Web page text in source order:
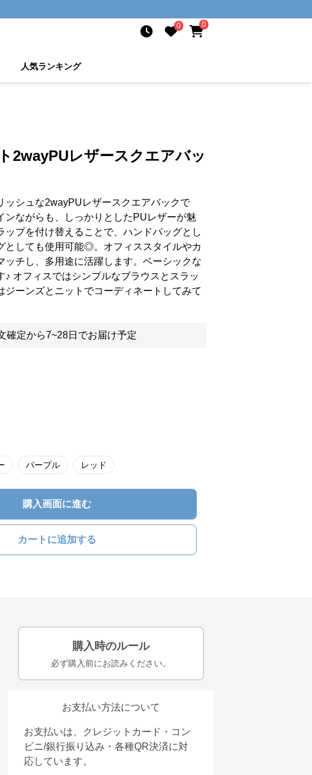
0 0
人気ランキング
2wayPUレザースクエアバッ
ッシュな2wayPUレザースクエアバックで
ンながらも、しっかりとしたPUレザーが魅
ップを付け替えることで、ハンドバッグとし
としても使用可能◎。オフィススタイルやカ
ッチし、多用途に活躍します。ベーシックな
♪ オフィスではシンプルなブラウスとスラッ
ジーンズとニットでコーディネートしてみて
確定から7~28日でお届け予定
パープル レッド
購入画面に進む
カートに追加する
購入時のルール
必ず購入前にお読みください。
お支払い方法について
お支払いは、クレジットカード・コン
ビニ/銀行振り込み・各種QR決済に対
応しています。